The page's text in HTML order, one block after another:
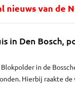
van de
in Den Bosch,
Blokpolder in de
Hierbij raakte